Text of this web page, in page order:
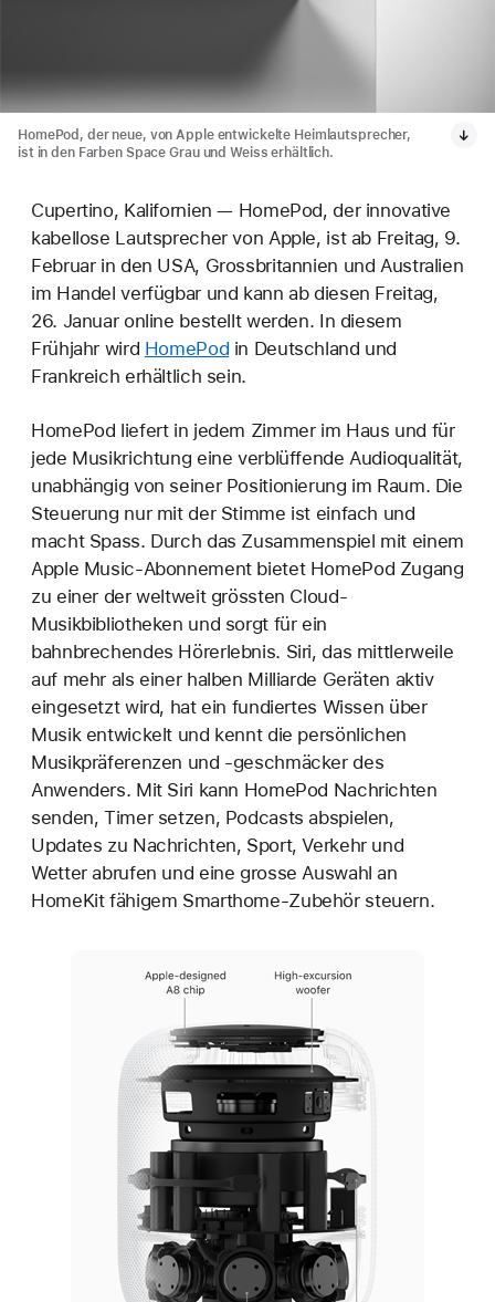
HomePod, der neue, von Apple entwickelte Heimlautsprecher,
ist in den Farben Space Grau und Weiss erhältlich.
Cupertino, Kalifornien — HomePod, der innovative
kabellose Lautsprecher von Apple, ist ab Freitag, 9.
Februar in den USA, Grossbritannien und Australien
im Handel verfügbar und kann ab diesen Freitag,
26. Januar online bestellt werden. In diesem
Frühjahr wird HomePod in Deutschland und
Frankreich erhältlich sein.
HomePod liefert in jedem Zimmer im Haus und für
jede Musikrichtung eine verblüffende Audioqualität,
unabhängig von seiner Positionierung im Raum. Die
Steuerung nur mit der Stimme ist einfach und
macht Spass. Durch das Zusammenspiel mit einem
Apple Music-Abonnement bietet HomePod Zugang
zu einer der weltweit grössten Cloud-
Musikbibliotheken und sorgt für ein
bahnbrechendes Hörerlebnis. Siri, das mittlerweile
auf mehr als einer halben Milliarde Geräten aktiv
eingesetzt wird, hat ein fundiertes Wissen über
Musik entwickelt und kennt die persönlichen
Musikpräferenzen und -geschmäcker des
Anwenders. Mit Siri kann HomePod Nachrichten
senden, Timer setzen, Podcasts abspielen,
Updates zu Nachrichten, Sport, Verkehr und
Wetter abrufen und eine grosse Auswahl an
HomeKit fähigem Smarthome-Zubehör steuern.